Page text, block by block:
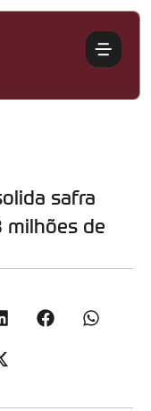
safra
milhões de